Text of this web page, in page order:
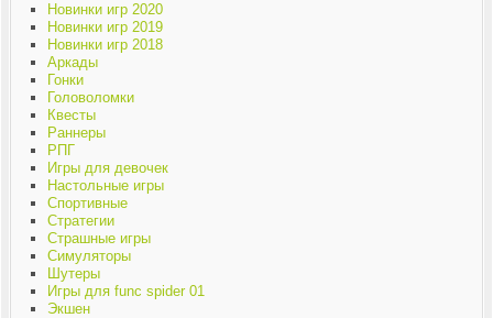
Новинки игр 2020
Новинки игр 2019
Новинки игр 2018
Аркады
Гонки
Головоломки
Квесты
Раннеры
РПГ
Игры для девочек
Настольные игры
Спортивные
Стратегии
Страшные игры
Симуляторы
Шутеры
Игры для func spider 01
Экшен